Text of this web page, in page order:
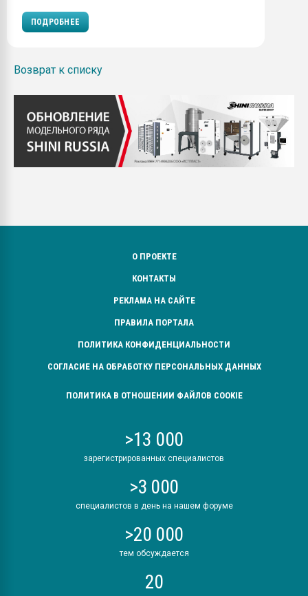
ПОДРОБНЕЕ
Возврат к списку
О ПРОЕКТЕ
КОНТАКТЫ
РЕКЛАМА НА САЙТЕ
ПРАВИЛА ПОРТАЛА
ПОЛИТИКА КОНФИДЕНЦИАЛЬНОСТИ
СОГЛАСИЕ НА ОБРАБОТКУ ПЕРСОНАЛЬНЫХ ДАННЫХ
ПОЛИТИКА В ОТНОШЕНИИ ФАЙЛОВ COOKIE
>13 000
зарегистрированных специалистов
>3 000
специалистов в день на нашем форуме
>20 000
тем обсуждается
20